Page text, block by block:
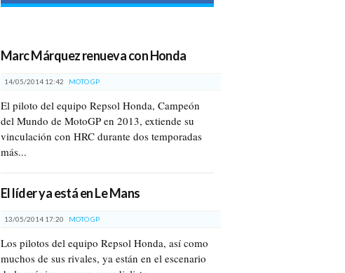
Marc Márquez renueva con Honda
14/05/2014 12:42 MOTO GP
El piloto del equipo Repsol Honda, Campeón
del Mundo de MotoGP en 2013, extiende su
vinculación con HRC durante dos temporadas
más...
El líder ya está en Le Mans
13/05/2014 17:20 MOTO GP
Los pilotos del equipo Repsol Honda, así como
muchos de sus rivales, ya están en el escenario